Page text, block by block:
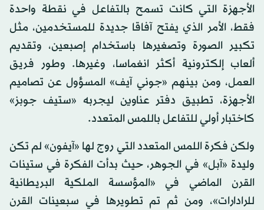
الأجهزة التي كانت تسمح بالتفاعل في نقطة واحدة
فقط، الأمر الذي يفتح آفاقا جديدة للمستخدمين، مثل
تكبير الصورة وتصغيرها باستخدام إصبعين، وتقديم
ألعاب إلكترونية أكثر انغماسا، وغيرها. وطور فريق
العمل، ومن بينهم «جوني آيف» المسؤول عن تصاميم
الأجهزة، تطبيق دفتر عناوين ليجربه «ستيف جوبز»
كاختبار أولي للتفاعل باللمس المتعدد.
ولكن فكرة اللمس المتعدد التي روج لها «آيفون» لم تكن
وليدة «آبل» في الجوهر، حيث بدأت الفكرة في ستينات
القرن الماضي في «المؤسسة الملكية البريطانية
للرادارات»، ومن ثم تم تطويرها في سبعينات القرن